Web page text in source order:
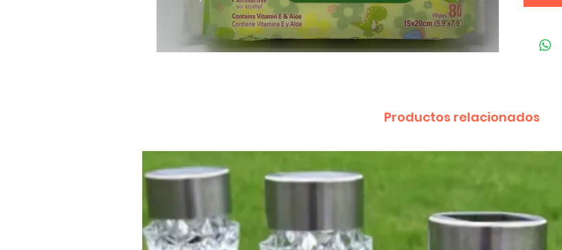
Productos relacionados